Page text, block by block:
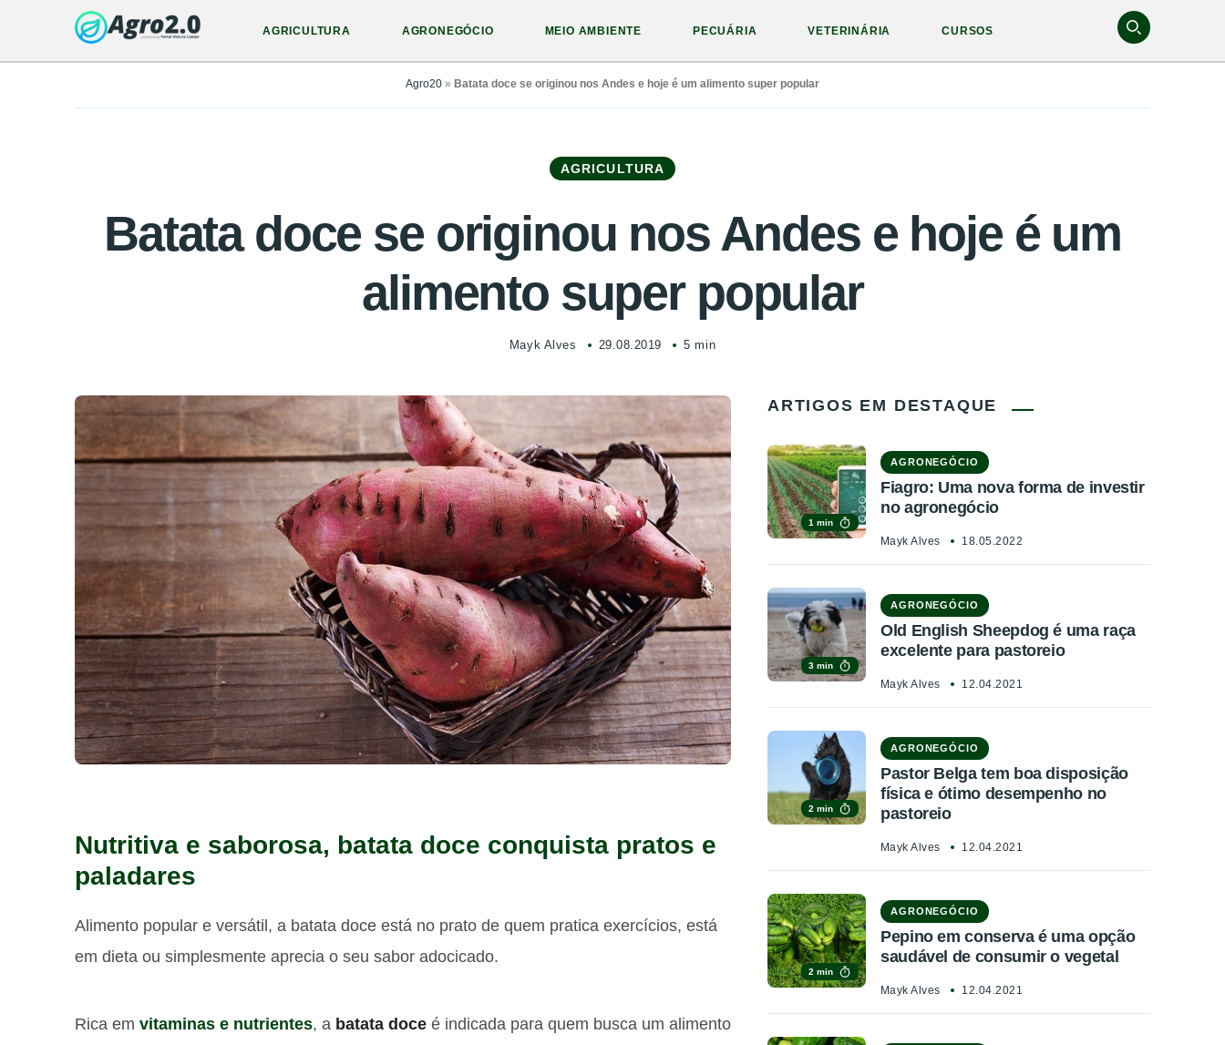
AGRICULTURA AGRONEGÓCIO MEIO AMBIENTE PECUÁRIA VETERINÁRIA CURSOS
Agro20 » Batata doce se originou nos Andes e hoje é um alimento super popular
AGRICULTURA
Batata doce se originou nos Andes e hoje é um
alimento super popular
Mayk Alves 29.08.2019 5 min
Nutritiva e saborosa, batata doce conquista pratos e
paladares
Alimento popular e versátil, a batata doce está no prato de quem pratica exercícios, está
em dieta ou simplesmente aprecia o seu sabor adocicado.
Rica em vitaminas e nutrientes, a batata doce é indicada para quem busca um alimento
ARTIGOS EM DESTAQUE
1 min
AGRONEGÓCIO
Fiagro: Uma nova forma de investir
no agronegócio
Mayk Alves 18.05.2022
3 min
AGRONEGÓCIO
Old English Sheepdog é uma raça
excelente para pastoreio
Mayk Alves 12.04.2021
2 min
AGRONEGÓCIO
Pastor Belga tem boa disposição
física e ótimo desempenho no
pastoreio
Mayk Alves 12.04.2021
2 min
AGRONEGÓCIO
Pepino em conserva é uma opção
saudável de consumir o vegetal
Mayk Alves 12.04.2021